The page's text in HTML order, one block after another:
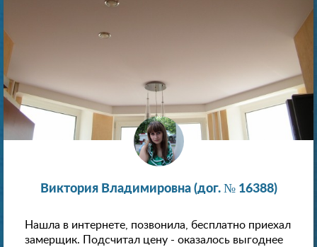
Виктория Владимировна (дог. № 16388)
Нашла в интернете, позвонила, бесплатно приехал
замерщик. Подсчитал цену - оказалось выгоднее